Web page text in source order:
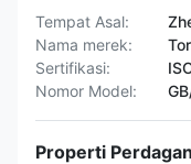
Tempat Asal:
Nama merek:
Sertifikasi:
Nomor Model:
Properti